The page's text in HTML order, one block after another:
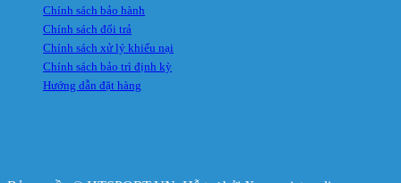
Chính sách bảo hành
Chính sách đổi trả
Chính sách xử lý khiếu nại
Chính sách bảo trì định kỳ
Hướng dẫn đặt hàng